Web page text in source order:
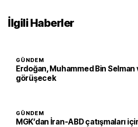
İlgili Haberler
GÜNDEM
Erdoğan, Muhammed Bin
görüşecek
GÜNDEM
MGK’dan İran-ABD çatışmaları